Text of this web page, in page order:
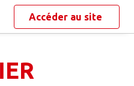
Accéder au site